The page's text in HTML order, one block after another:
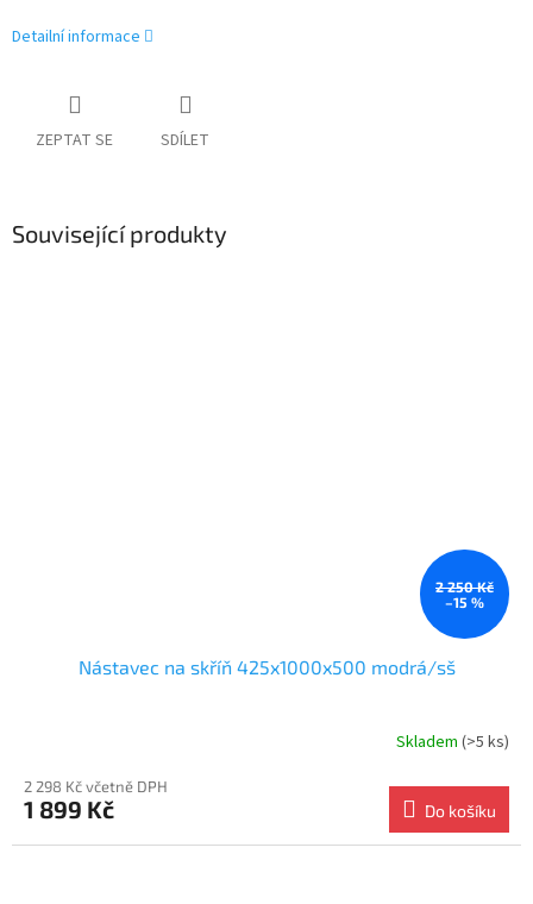
Detailní informace
ZEPTAT SE SDÍLET
Související produkty
2 250 Kč
–15 %
Nástavec na skříň 425x1000x500 modrá/sš
Skladem (>5 ks)
2 298 Kč včetně DPH
1 899 Kč Do košíku